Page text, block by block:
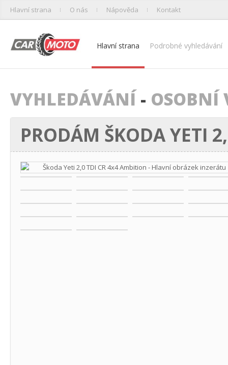
Hlavní strana O nás Nápověda Kontakt
Hlavní strana Podrobné vyhledávání
VYHLEDÁVÁNÍ - OSOBNÍ
PRODÁM ŠKODA YETI